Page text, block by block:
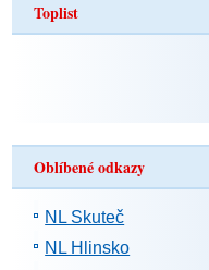
Toplist
Oblíbené odkazy
NL Skuteč
NL Hlinsko